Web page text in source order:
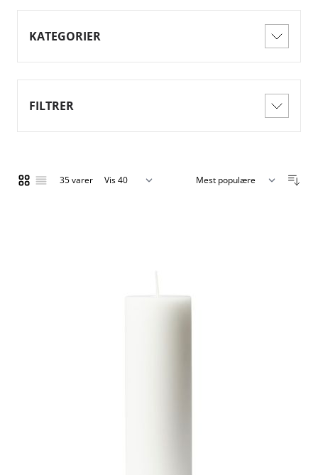
KATEGORIER
FILTRER
GitterListe Sorter efter
35varer Vis
pr. side